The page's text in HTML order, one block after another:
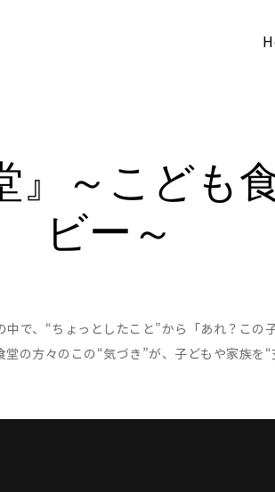
』～こども
ビー～
で、“ちょっとしたこと”から「あれ？こ
の方々のこの“気づき”が、子どもや家族を